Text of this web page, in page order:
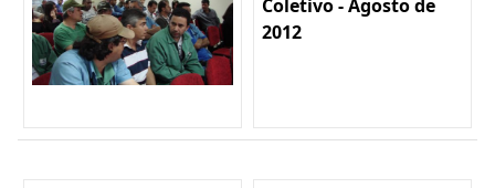
Coletivo - Agosto de
2012